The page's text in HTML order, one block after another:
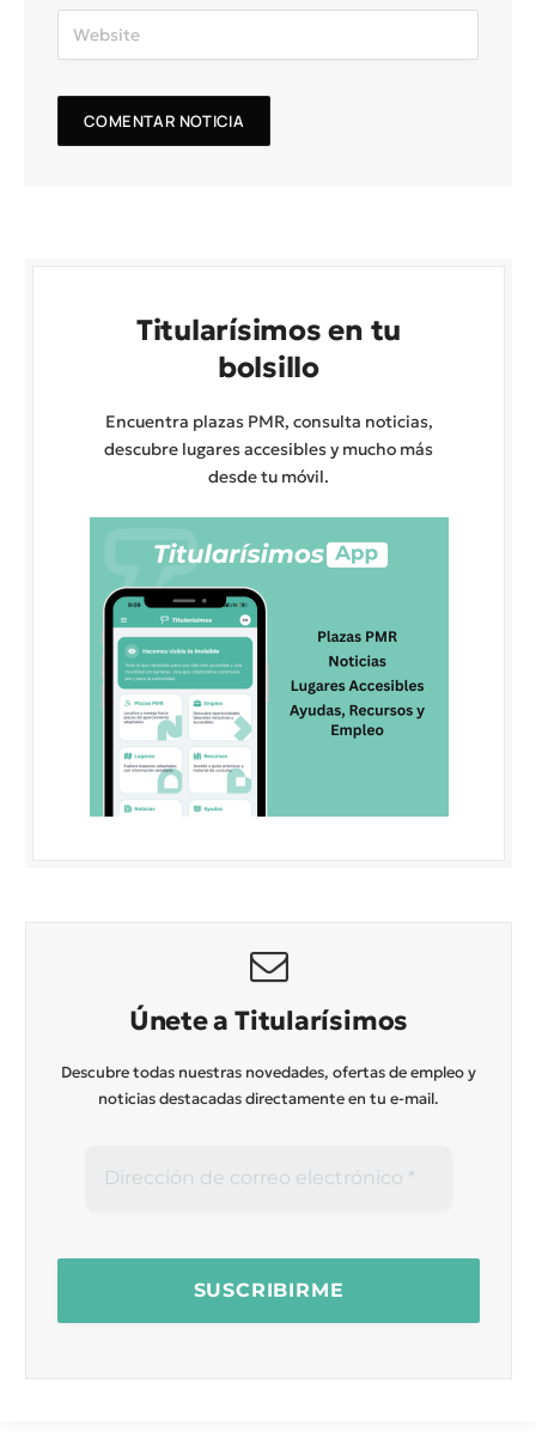
Titularísimos en tu
bolsillo
Encuentra plazas PMR, consulta noticias,
descubre lugares accesibles y mucho más
desde tu móvil.
Únete a Titularísimos
Descubre todas nuestras novedades, ofertas de empleo y
noticias destacadas directamente en tu e-mail.